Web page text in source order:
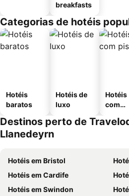
breakfasts
Categorias de hotéis
Hotéis
baratos
Hotéis de
luxo
Hotéis
com
Destinos perto de
Llanedeyrn
Hotéis em Bristol
Hotéis em Cardife
Hotéis em Swindon